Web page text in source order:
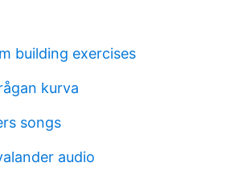
building exercises
kurva
songs
audio